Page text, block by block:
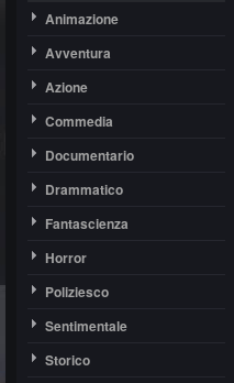
Animazione
Avventura
Azione
Commedia
Documentario
Drammatico
Fantascienza
Horror
Poliziesco
Sentimentale
Storico